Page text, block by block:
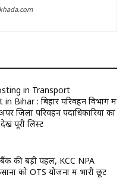
in Transport
Bihar : बिहार परिवहन विभाग में
जिला परिवहन पदाधिकारियों का
पूरी लिस्ट
बैंक की बड़ी पहल, KCC NPA
को OTS योजना में भारी छूट